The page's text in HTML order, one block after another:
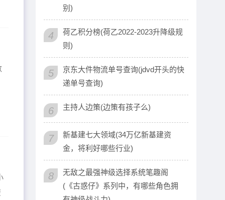
别)
4
荷乙积分榜(荷乙2022-2023升降级规
则)
5
京东大件物流单号查询(jdvd开头的快
递单号查询)
6 主持人边策(边策有孩子么)
7
新基建七大领域(34万亿新基建资
金，将利好哪些行业)
8
无敌之最强神级选择系统笔趣阁
(《古惑仔》系列中，有哪些角色拥